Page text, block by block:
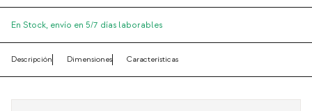
En Stock, envío en 5/7 días laborables
Descripción Dimensiones Características